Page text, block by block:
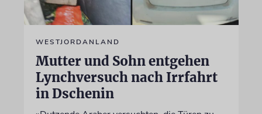
WESTJORDANLAND
Mutter und Sohn entgehen
Lynchversuch nach Irrfahrt
in Dschenin